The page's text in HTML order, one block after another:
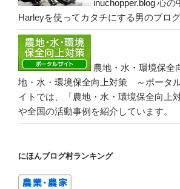
inuchopper.blog 心の
Harleyを使ってカタチにする男のブログ
農地・水・環境保
地・水・環境保全向上対策 ～ポータ
イトでは、「農地・水・環境保全向上
や全国の活動事例を紹介しています。
にほんブログ村ランキング